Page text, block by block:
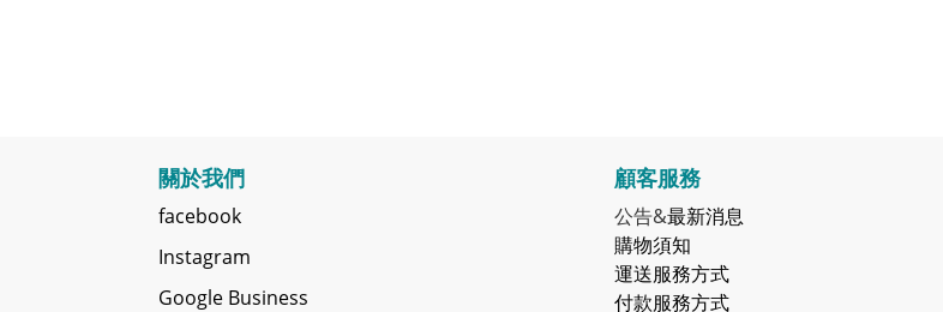
關於我們
facebook
Instagram
Google Business
顧客服務
公告&最新消息
購物須知
運送服務方式
付款服務方式